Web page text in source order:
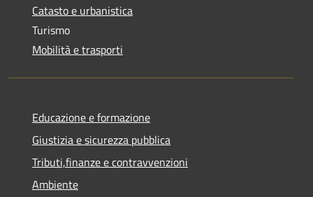
Catasto e urbanistica
Turismo
Mobilità e trasporti
Educazione e formazione
Giustizia e sicurezza pubblica
Tributi,finanze e contravvenzioni
Ambiente